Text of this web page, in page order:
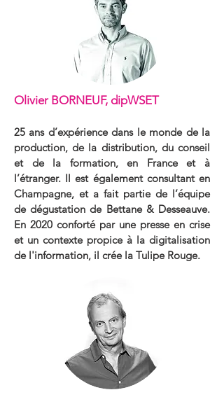
Olivier BORNEUF, dipWSET
25 ans d’expérience dans le monde de la
production, de la distribution, du conseil
et de la formation, en France et à
l’étranger. Il est également consultant en
Champagne, et a fait partie de l’équipe
de dégustation de Bettane & Desseauve.
En 2020 conforté par une presse en crise
et un contexte propice à la digitalisation
de l'information, il crée la Tulipe Rouge.